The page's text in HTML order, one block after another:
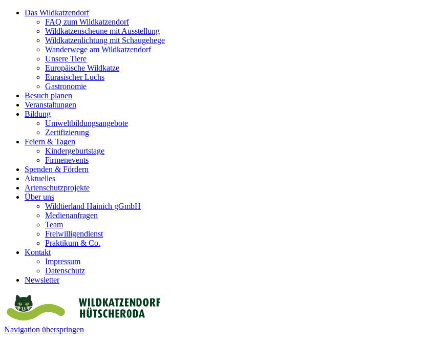
Das Wildkatzendorf
FAQ zum Wildkatzendorf
Wildkatzenscheune mit Ausstellung
Wildkatzenlichtung mit Schaugehege
Wanderwege am Wildkatzendorf
Unsere Tiere
Europäische Wildkatze
Eurasischer Luchs
Gastronomie
Besuch planen
Veranstaltungen
Bildung
Umweltbildungsangebote
Zertifizierung
Feiern & Tagen
Kindergeburtstage
Firmenevents
Spenden & Fördern
Aktuelles
Artenschutzprojekte
Über uns
Wildtierland Hainich gGmbH
Medienanfragen
Team
Freiwilligendienst
Praktikum & Co.
Kontakt
Impressum
Datenschutz
Newsletter
Navigation überspringen